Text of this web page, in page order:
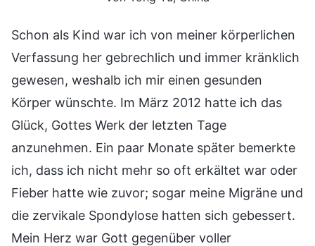
Schon als Kind war ich von meiner körperlichen
Verfassung her gebrechlich und immer kränklich
gewesen, weshalb ich mir einen gesunden
Körper wünschte. Im März 2012 hatte ich das
Glück, Gottes Werk der letzten Tage
anzunehmen. Ein paar Monate später bemerkte
ich, dass ich nicht mehr so oft erkältet war oder
Fieber hatte wie zuvor; sogar meine Migräne und
die zervikale Spondylose hatten sich gebessert.
Mein Herz war Gott gegenüber voller